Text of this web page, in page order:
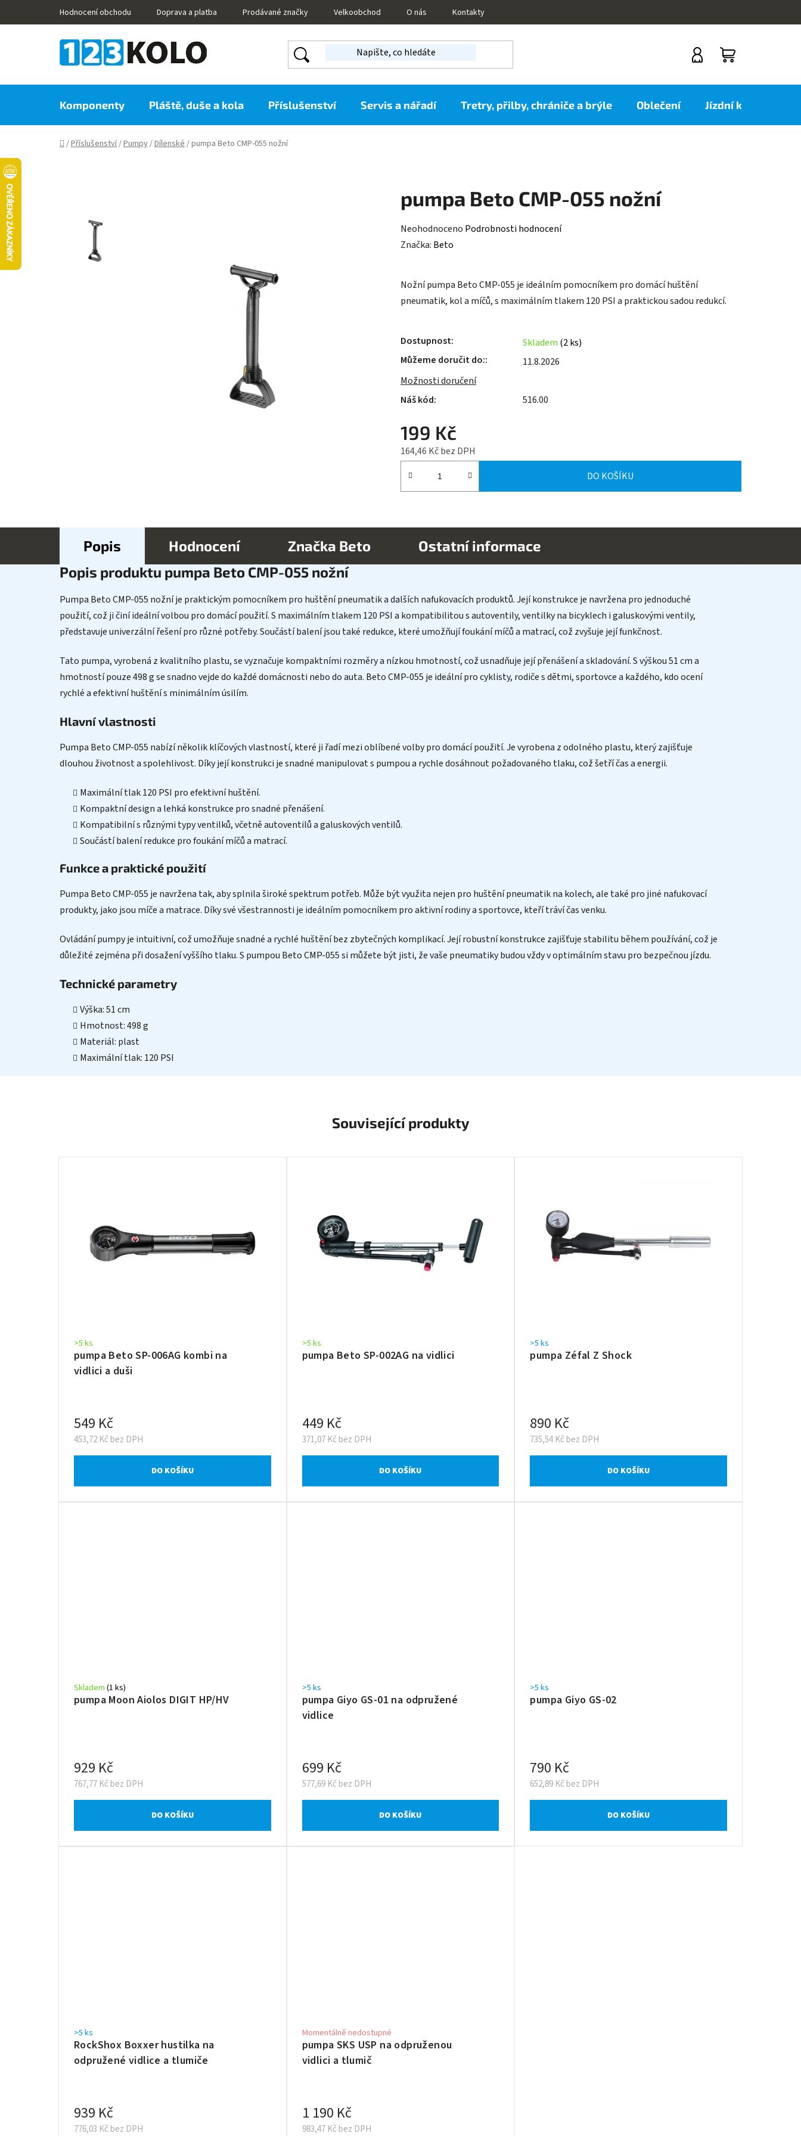
Hodnocení obchodu Doprava a platba Prodávané značky Velkoobchod O nás Kontakty
KOŠÍK
Komponenty Pláště, duše a kola Příslušenství Servis a nářadí Tretry, přilby, chrániče a brýle Oblečení Jízdní kola
Domů
/Příslušenství/Pumpy/Dílenské/pumpa Beto CMP-055 nožní
pumpa Beto CMP-055 nožní
Průměrné
hodnocení
z
hvězdiček.
Neohodnoceno Podrobnosti hodnocení
Značka: Beto
Nožní pumpa Beto CMP-055 je ideálním pomocníkem pro domácí huštění
pneumatik, kol a míčů, s maximálním tlakem 120 PSI a praktickou sadou redukcí.
Dostupnost Skladem (2 ks)
Můžeme doručit do:
11.8.2026
Možnosti doručení
516.00
199 Kč
164,46 Kč bez DPH
Měrná cena:
DO KOŠÍKU
Popis Hodnocení Značka Beto
Ostatní informace
Popis produktu pumpa Beto CMP-055 nožní
Pumpa Beto CMP-055 nožní je praktickým pomocníkem pro huštění pneumatik a dalších nafukovacích produktů. Její konstrukce je navržena pro jednoduché
použití, což ji činí ideální volbou pro domácí použití. S maximálním tlakem 120 PSI a kompatibilitou s autoventily, ventilky na bicyklech i galuskovými ventily,
představuje univerzální řešení pro různé potřeby. Součástí balení jsou také redukce, které umožňují foukání míčů a matrací, což zvyšuje její funkčnost.
Tato pumpa, vyrobená z kvalitního plastu, se vyznačuje kompaktními rozměry a nízkou hmotností, což usnadňuje její přenášení a skladování. S výškou 51 cm a
hmotností pouze 498 g se snadno vejde do každé domácnosti nebo do auta. Beto CMP-055 je ideální pro cyklisty, rodiče s dětmi, sportovce a každého, kdo ocení
rychlé a efektivní huštění s minimálním úsilím.
Hlavní vlastnosti
Pumpa Beto CMP-055 nabízí několik klíčových vlastností, které ji řadí mezi oblíbené volby pro domácí použití. Je vyrobena z odolného plastu, který zajišťuje
dlouhou životnost a spolehlivost. Díky její konstrukci je snadné manipulovat s pumpou a rychle dosáhnout požadovaného tlaku, což šetří čas a energii.
Maximální tlak 120 PSI pro efektivní huštění.
Kompaktní design a lehká konstrukce pro snadné přenášení.
Kompatibilní s různými typy ventilků, včetně autoventilů a galuskových ventilů.
Součástí balení redukce pro foukání míčů a matrací.
Funkce a praktické použití
Pumpa Beto CMP-055 je navržena tak, aby splnila široké spektrum potřeb. Může být využita nejen pro huštění pneumatik na kolech, ale také pro jiné nafukovací
produkty, jako jsou míče a matrace. Díky své všestrannosti je ideálním pomocníkem pro aktivní rodiny a sportovce, kteří tráví čas venku.
Ovládání pumpy je intuitivní, což umožňuje snadné a rychlé huštění bez zbytečných komplikací. Její robustní konstrukce zajišťuje stabilitu během používání, což je
důležité zejména při dosažení vyššího tlaku. S pumpou Beto CMP-055 si můžete být jisti, že vaše pneumatiky budou vždy v optimálním stavu pro bezpečnou jízdu.
Technické parametry
Výška: 51 cm
Hmotnost: 498 g
Materiál: plast
Maximální tlak: 120 PSI
Související produkty
pumpa Beto SP-006AG kombi na
vidlici a duši
>5 ks
453,72 Kč bez DPH
549 Kč
DO KOŠÍKU
pumpa Beto SP-002AG na vidlici
>5 ks
371,07 Kč bez DPH
449 Kč
DO KOŠÍKU
pumpa Zéfal Z Shock
>5 ks
735,54 Kč bez DPH
890 Kč
DO KOŠÍKU
pumpa Moon Aiolos DIGIT HP/HV
Skladem (1 ks)
767,77 Kč bez DPH
929 Kč
DO KOŠÍKU
pumpa Giyo GS-01 na odpružené
vidlice
>5 ks
577,69 Kč bez DPH
699 Kč
DO KOŠÍKU
pumpa Giyo GS-02
>5 ks
652,89 Kč bez DPH
790 Kč
DO KOŠÍKU
RockShox Boxxer hustilka na
odpružené vidlice a tlumiče
>5 ks
776,03 Kč bez DPH
939 Kč
pumpa SKS USP na odpruženou
vidlici a tlumič
Momentálně nedostupné
983,47 Kč bez DPH
1 190 Kč